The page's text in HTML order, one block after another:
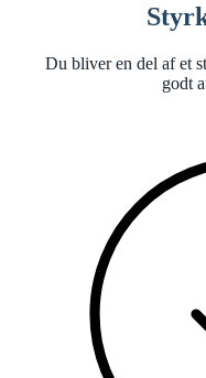
Du bliver en del af et
godt